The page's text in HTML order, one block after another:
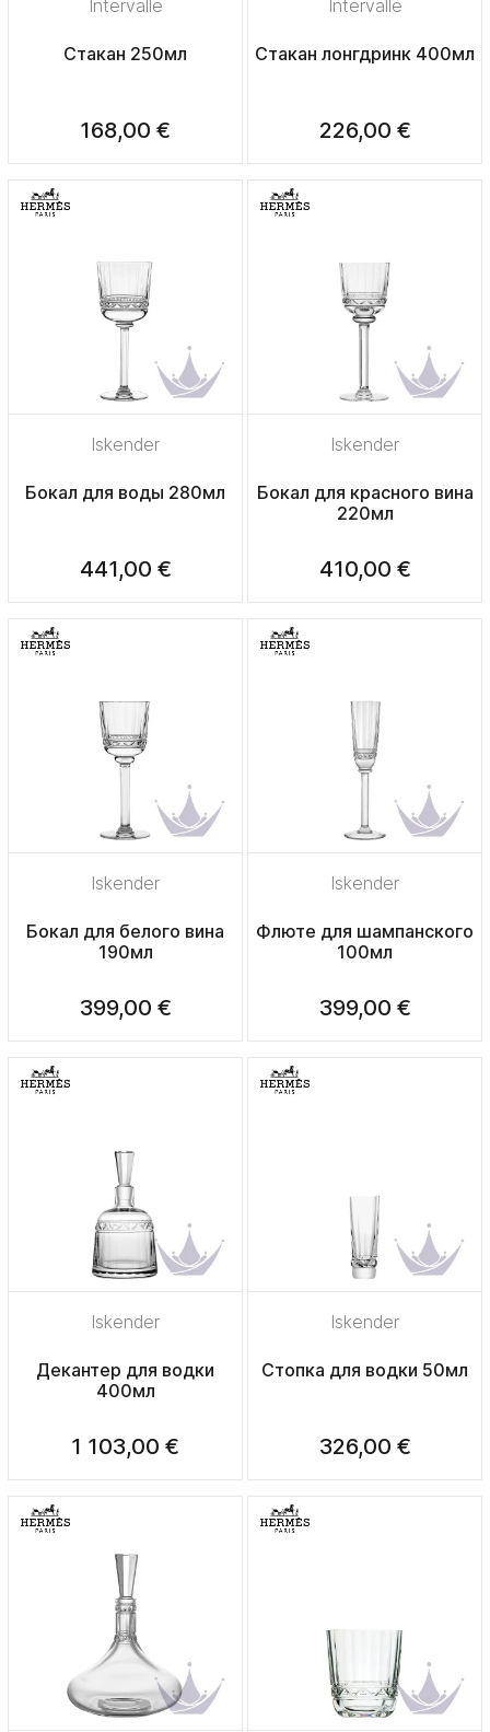
Intervalle
Стакан 250мл
168,00 €
Intervalle
Стакан лонгдринк 400мл
226,00 €
Iskender
Бокал для воды 280мл
441,00 €
Iskender
Бокал для красного вина
220мл
410,00 €
Iskender
Бокал для белого вина
190мл
399,00 €
Iskender
Флюте для шампанского
100мл
399,00 €
Iskender
Декантер для водки
400мл
1 103,00 €
Iskender
Стопка для водки 50мл
326,00 €